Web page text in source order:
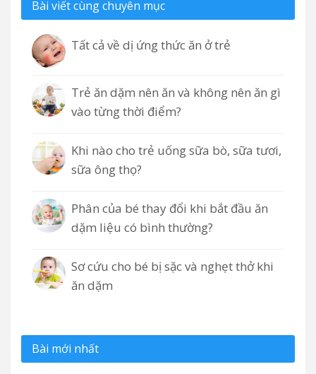
Bài viết cùng chuyên mục
Tất cả về dị ứng thức ăn ở trẻ
Trẻ ăn dặm nên ăn và không nên ăn gì
vào từng thời điểm?
Khi nào cho trẻ uống sữa bò, sữa tươi,
sữa ông thọ?
Phân của bé thay đổi khi bắt đầu ăn
dặm liệu có bình thường?
Sơ cứu cho bé bị sặc và nghẹt thở khi
ăn dặm
Bài mới nhất